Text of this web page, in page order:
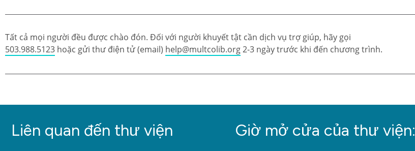
Tất cả mọi người đều được chào đón. Đối với người khuyết tật cần dịch vụ trợ giúp, hãy gọi
503.988.5123 hoặc gửi thư điện tử (email) help@multcolib.org2-3 ngày trước khi đến chương trình.
Liên quan đến thư viện Giờ mở cửa của thư viện: